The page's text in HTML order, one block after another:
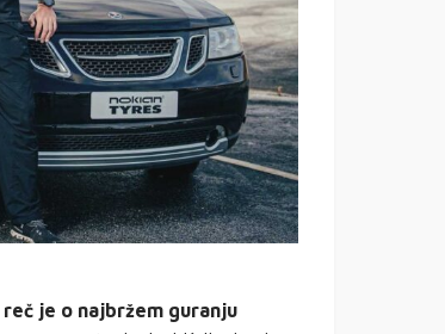
je o najbržem guranju